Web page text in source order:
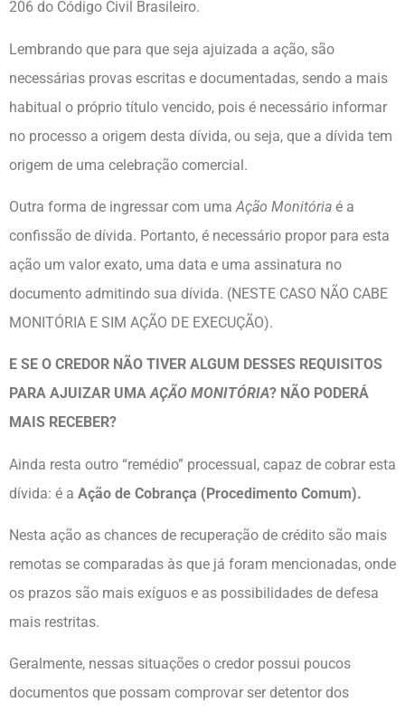
206 do Código Civil Brasileiro.
Lembrando que para que seja ajuizada a ação, são
necessárias provas escritas e documentadas, sendo a mais
habitual o próprio título vencido, pois é necessário informar
no processo a origem desta dívida, ou seja, que a dívida tem
origem de uma celebração comercial.
Outra forma de ingressar com umaAção Monitória é a
confissão de dívida. Portanto, é necessário propor para esta
ação um valor exato, uma data e uma assinatura no
documento admitindo sua dívida. (NESTE CASO NÃO CABE
MONITÓRIA E SIM AÇÃO DE EXECUÇÃO).
E SE O CREDOR NÃO TIVER ALGUM DESSES REQUISITOS
PARA AJUIZAR UMAAÇÃO MONITÓRIA? NÃO PODERÁ
MAIS RECEBER?
Ainda resta outro “remédio” processual, capaz de cobrar esta
dívida: é a Ação de Cobrança (Procedimento Comum).
Nesta ação as chances de recuperação de crédito são mais
remotas se comparadas às que já foram mencionadas, onde
os prazos são mais exíguos e as possibilidades de defesa
mais restritas.
Geralmente, nessas situações o credor possui poucos
documentos que possam comprovar ser detentor dos